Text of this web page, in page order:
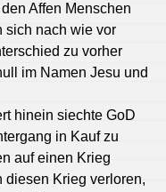
Affen Menschen
sich nach wie vor
zu vorher
im Namen Jesu und
hinein siechte GoD
in Kauf zu
auf einen Krieg
diesen Krieg verloren,